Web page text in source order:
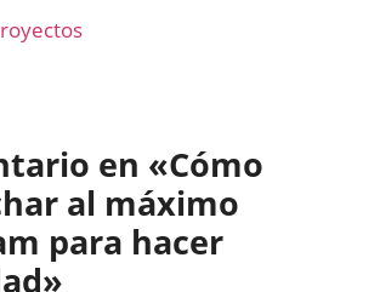
en «Cómo
al máximo
para hacer